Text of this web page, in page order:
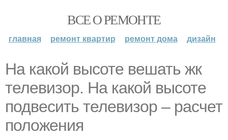
ВСЕ О РЕМОНТЕ
главная ремонт квартир ремонт дома дизайн
На какой высоте вешать жк
телевизор. На какой высоте
подвесить телевизор – расчет
положения